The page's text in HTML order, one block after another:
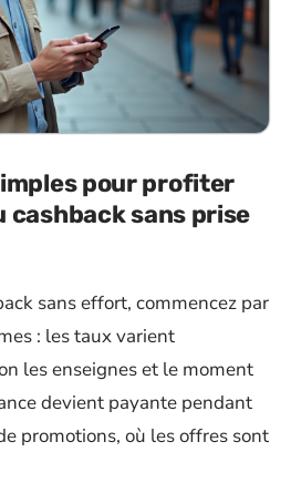
pour profiter
cashback sans prise
sans effort, commencez par
: les taux varient
les enseignes et le moment
devient payante pendant
promotions, où les offres sont